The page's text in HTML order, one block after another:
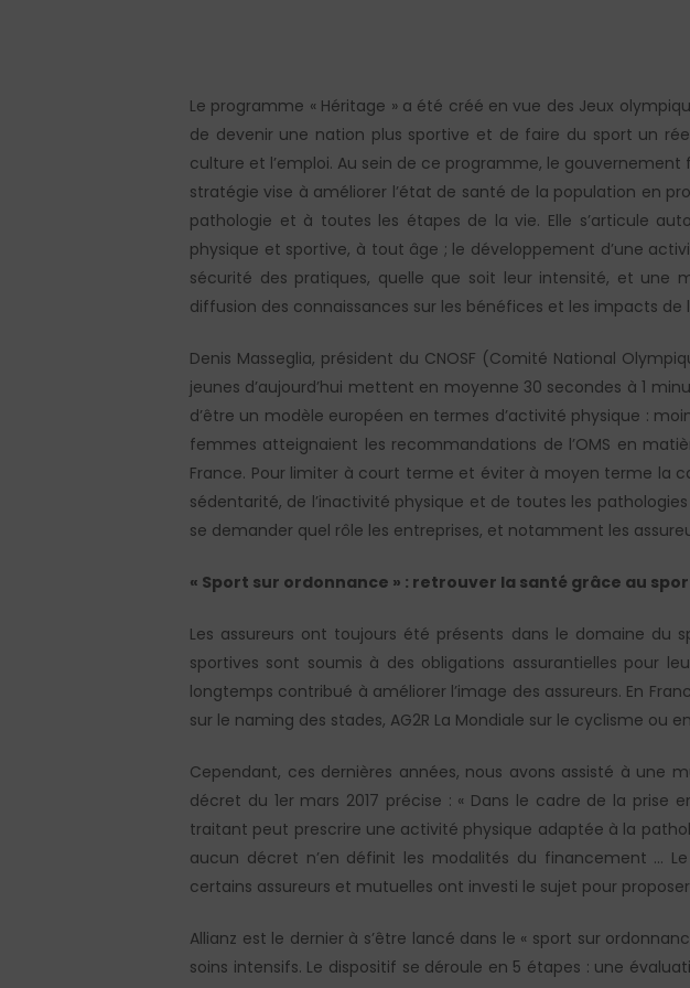
Hit enter to search or ESC to close
Le programme « Héritage » a été créé en vue des Jeux
de devenir une nation plus sportive et de faire du sport un
culture et l’emploi. Au sein de ce programme, le
stratégie vise à améliorer l’état de santé de la population en
pathologie et à toutes les étapes de la vie. Elle s’articule
physique et sportive, à tout âge ; le développement d’une
sécurité des pratiques, quelle que soit leur intensité, et
diffusion des connaissances sur les bénéfices et les impacts
Denis Masseglia, président du CNOSF (Comité National
jeunes d’aujourd’hui mettent en moyenne 30 secondes à 1
d’être un modèle européen en termes d’activité physique :
femmes atteignaient les recommandations de l’OMS en
France. Pour limiter à court terme et éviter à moyen terme la
sédentarité, de l’inactivité physique et de toutes les
se demander quel rôle les entreprises, et notamment les
« Sport sur ordonnance » : retrouver la santé grâce au
Les assureurs ont toujours été présents dans le domaine du
sportives sont soumis à des obligations assurantielles pour
longtemps contribué à améliorer l’image des assureurs. En
sur le naming des stades, AG2R La Mondiale sur le cyclisme ou
Cependant, ces dernières années, nous avons assisté à une
décret du 1er mars 2017 précise : « Dans le cadre de la
traitant peut prescrire une activité physique adaptée à la
aucun décret n’en définit les modalités du financement …
certains assureurs et mutuelles ont investi le sujet pour
Allianz est le dernier à s’être lancé dans le « sport sur
soins intensifs. Le dispositif se déroule en 5 étapes : une